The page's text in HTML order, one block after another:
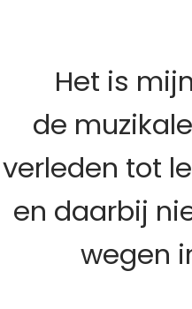
Het is
de
verleden tot
en daarbij
wegen